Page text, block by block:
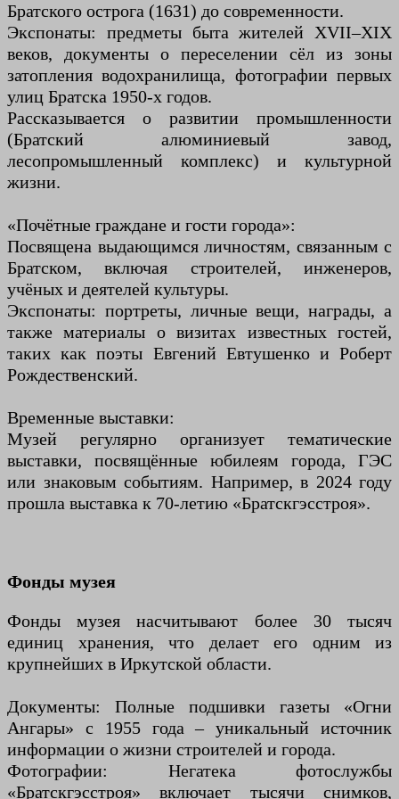
Братского острога (1631) до современности.
Экспонаты: предметы быта жителей XVII–XIX
веков, документы о переселении сёл из зоны
затопления водохранилища, фотографии первых
улиц Братска 1950-х годов.
Рассказывается о развитии промышленности
(Братский алюминиевый завод,
лесопромышленный комплекс) и культурной
жизни.
«Почётные граждане и гости города»:
Посвящена выдающимся личностям, связанным с
Братском, включая строителей, инженеров,
учёных и деятелей культуры.
Экспонаты: портреты, личные вещи, награды, а
также материалы о визитах известных гостей,
таких как поэты Евгений Евтушенко и Роберт
Рождественский.
Временные выставки:
Музей регулярно организует тематические
выставки, посвящённые юбилеям города, ГЭС
или знаковым событиям. Например, в 2024 году
прошла выставка к 70-летию «Братскгэсстроя».
Фонды музея
Фонды музея насчитывают более 30 тысяч
единиц хранения, что делает его одним из
крупнейших в Иркутской области.
Документы: Полные подшивки газеты «Огни
Ангары» с 1955 года – уникальный источник
информации о жизни строителей и города.
Фотографии: Негатека фотослужбы
«Братскгэсстроя» включает тысячи снимков,